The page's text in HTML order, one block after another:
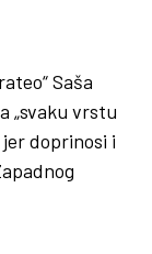
Saša
„svaku vrstu
doprinosi i